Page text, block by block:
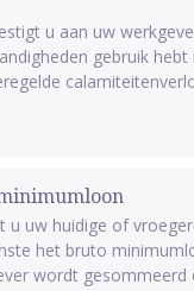
u aan uw
gebruik
u uw huidige of
het bruto
wordt gesommeerd